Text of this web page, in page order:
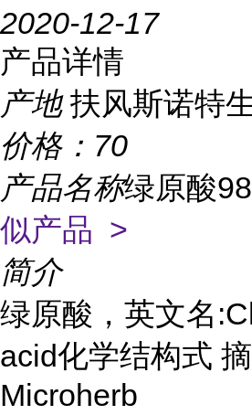
2020-12-17
产品详情
产地 扶风斯诺特
价格： 70
产品名称绿原酸
似产品 >
简介
绿原酸，英文名
acid化学结构式
Microherb